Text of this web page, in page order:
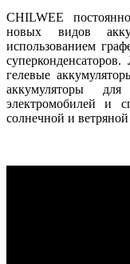
CHILWEE
новых видов
использованием
гелевые
аккумуляторы для
электромобилей и
солнечной и